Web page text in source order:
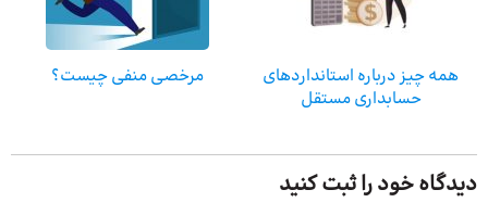
همه چیز درباره استانداردهای
حسابداری مستقل
مرخصی منفی چیست؟
دیدگاه خود را ثبت کنید